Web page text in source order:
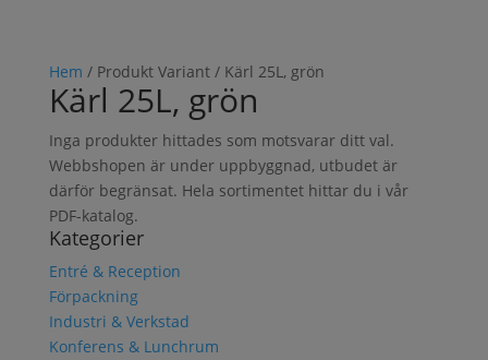
Hem / Produkt Variant / Kärl 25L, grön
Kärl 25L, grön
Inga produkter hittades som motsvarar ditt val.
Webbshopen är under uppbyggnad, utbudet är
därför begränsat. Hela sortimentet hittar du i vår
PDF-katalog.
Kategorier
Entré & Reception
Förpackning
Industri & Verkstad
Konferens & Lunchrum